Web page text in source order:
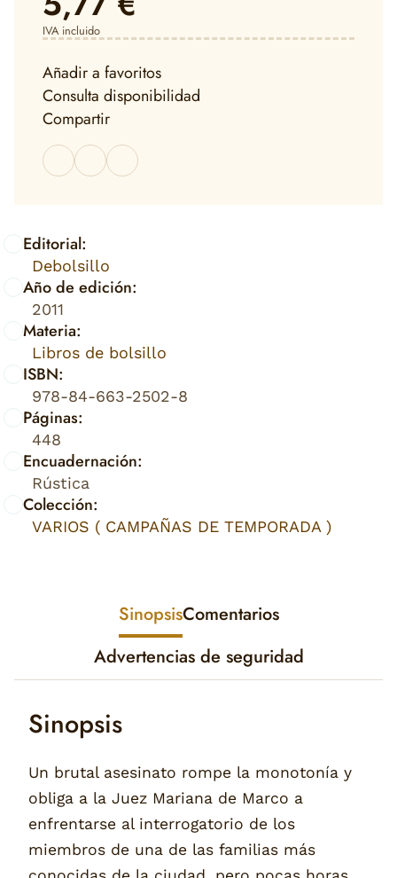
Editorial:
Debolsillo
Año de edición:
2011
Materia:
Libros de bolsillo
ISBN:
978-84-663-2502-8
Páginas:
448
Encuadernación:
Rústica
Colección:
VARIOS ( CAMPAÑAS DE TEMPORADA )
IVA incluido
Añadir a favoritos
Consulta disponibilidad
Compartir
SinopsisComentarios
Advertencias de seguridad
Sinopsis
Un brutal asesinato rompe la monotonía y
obliga a la Juez Mariana de Marco a
enfrentarse al interrogatorio de los
miembros de una de las familias más